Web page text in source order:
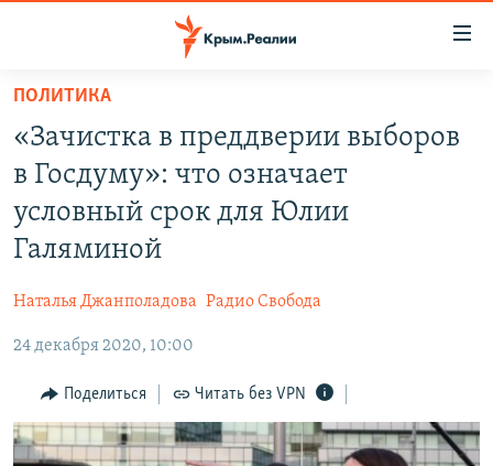
Вернуться
основному
содержанию
главной
Вернутся
КАРТА ВОЕННЫХ ОБЪЕКТОВ КРЫМА
ИСТОРИЯ
ИНФОГРАФИКА
ТЕЛЕПРОЕКТ КРЫМ.РЕАЛИИ
СОВЕТЫ ПРАВОЗАЩИТНИКОВ
РАДІО СВОБОДА
КАК ОБОЙТИ БЛОКИРОВКУ
Qırımtatar
ПОЛИТИКА
«Зачистка в преддверии выборов
в Госдуму»: что означает
условный срок для Юлии
Галяминой
Наталья Джанполадова Радио Свобода
24 декабря 2020, 10:00
Поделиться Читать без VPN